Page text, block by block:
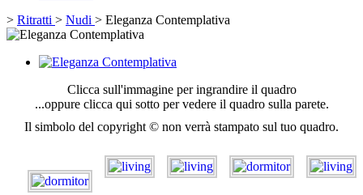
> Ritratti > Nudi > Eleganza Contemplativa
Clicca sull'immagine per ingrandire il quadro
...oppure clicca qui sotto per vedere il quadro sulla parete.
Il simbolo del copyright © non verrà stampato sul tuo quadro.